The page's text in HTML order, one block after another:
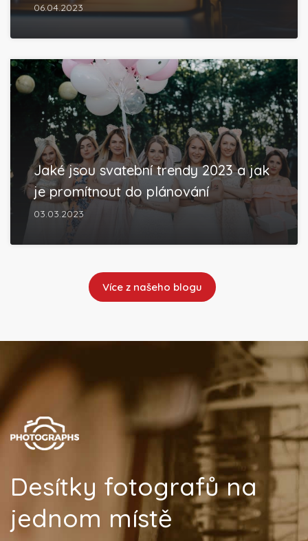
06.04.2023
Jaké jsou svatební trendy 2023 a jak
je promítnout do plánování
03.03.2023
Více z našeho blogu
Desítky fotografů na
jednom místě